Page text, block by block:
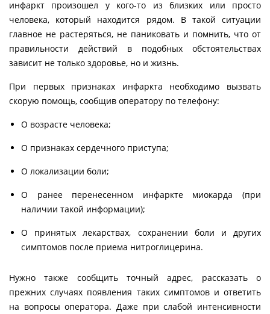
инфаркт произошел у кого-то из близких или просто
человека, который находится рядом. В такой ситуации
главное не растеряться, не паниковать и помнить, что от
правильности действий в подобных обстоятельствах
зависит не только здоровье, но и жизнь.
При первых признаках инфаркта необходимо вызвать
скорую помощь, сообщив оператору по телефону:
О возрасте человека;
О признаках сердечного приступа;
О локализации боли;
О ранее перенесенном инфаркте миокарда (при
наличии такой информации);
О принятых лекарствах, сохранении боли и других
симптомов после приема нитроглицерина.
Нужно также сообщить точный адрес, рассказать о
прежних случаях появления таких симптомов и ответить
на вопросы оператора. Даже при слабой интенсивности